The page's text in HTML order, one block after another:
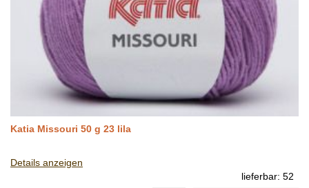
Katia Missouri 50 g 23 lila
Details anzeigen
lieferbar: 52